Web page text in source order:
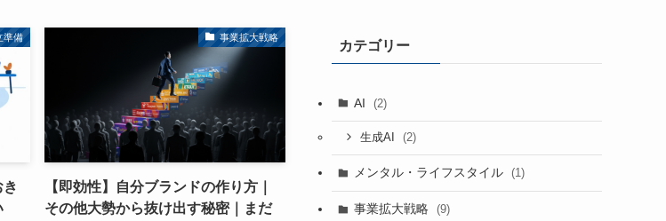
準備 事業拡大戦略
【即効性】自分ブランドの作り方｜
その他大勢から抜け出す秘密｜まだ
カテゴリー
AI (2)
生成AI (2)
メンタル・ライフスタイル (1)
事業拡大戦略 (9)